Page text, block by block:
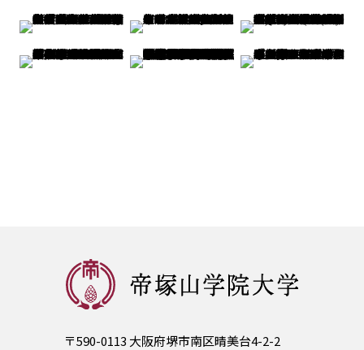
〒590-0113 大阪府堺市南区晴美台4-2-2